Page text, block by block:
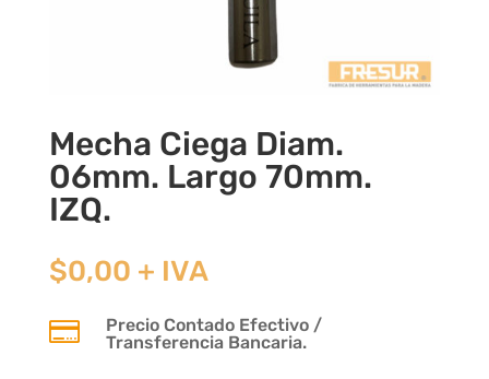
Mecha Ciega Diam.
06mm. Largo 70mm.
IZQ.
$0,00 + IVA

Precio Contado Efectivo /
Transferencia Bancaria.